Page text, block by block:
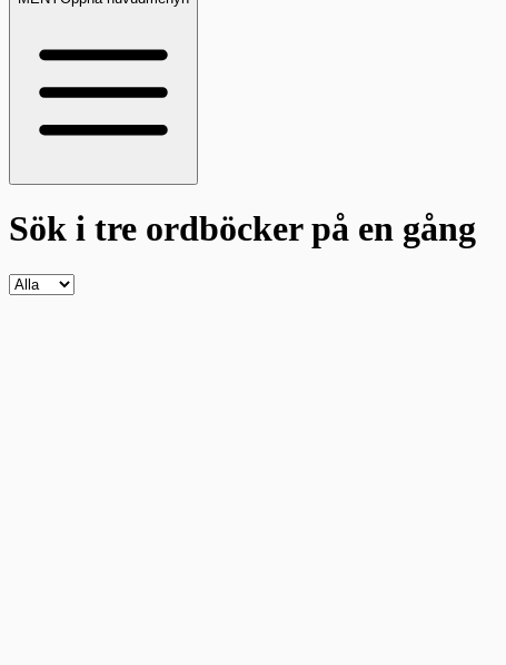
Sök i tre ordböckerpå en gång